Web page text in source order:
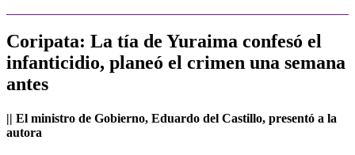
Coripata: La tía de Yuraima confesó el
infanticidio, planeó el crimen una semana
antes
|| El ministro de Gobierno, Eduardo del Castillo, presentó a la
autora